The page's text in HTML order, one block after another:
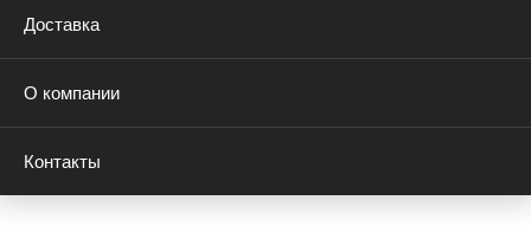
Доставка
О компании
Контакты